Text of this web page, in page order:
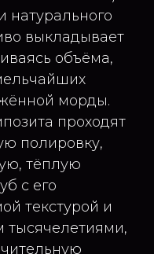
выкладывает
объёма,
морды.
проходят
полировку,
тёплую
с его
текстурой и
тысячелетиями,